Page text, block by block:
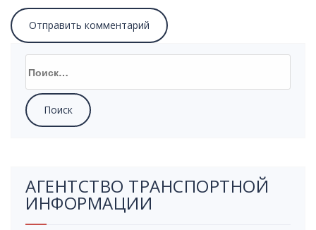
АГЕНТСТВО ТРАНСПОРТНОЙ
ИНФОРМАЦИИ